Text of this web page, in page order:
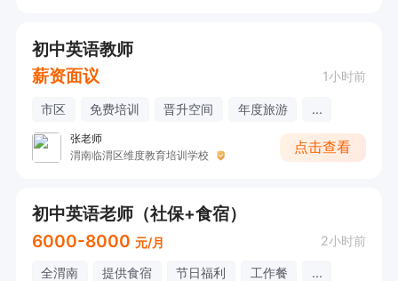
初中英语教师
薪资面议
1小时前
市区 免费培训 晋升空间 年度旅游 ...
张老师
渭南临渭区维度教育培训学校
点击查看
初中英语老师（社保+食宿）
6000-8000 元/月 2小时前
全渭南 提供食宿 节日福利 工作餐 ...